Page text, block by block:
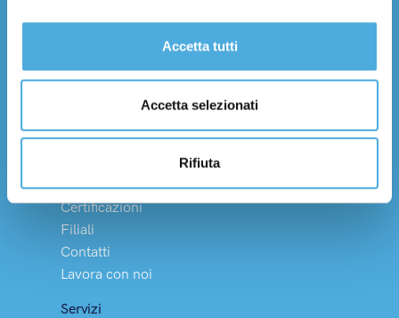
Accetta tutti
Accetta selezionati
Rifiuta
Everywhere with care
Facebook
YouTubeLinkedInInstagram
X (Twitter)
Threads
Chi Siamo
Filosofia e valori
Certificazioni
Filiali
Contatti
Lavora con noi
Servizi